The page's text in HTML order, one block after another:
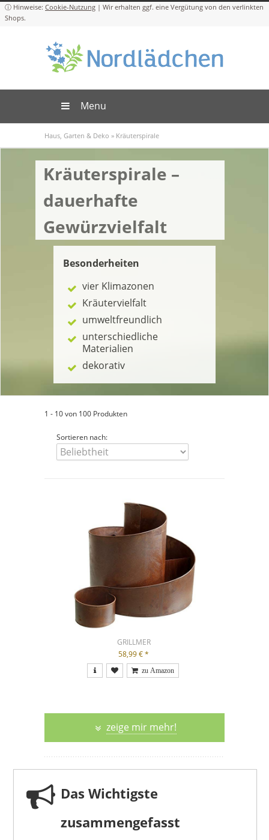
Cookie-Nutzung
Menu
Haus, Garten & Deko » Kräuterspirale
Kräuterspirale –
dauerhafte
Gewürzvielfalt
Besonderheiten
vier Klimazonen
Kräutervielfalt
umweltfreundlich
unterschiedliche
Materialien
dekorativ
1 - 10 von 100 Produkten
Sortieren nach:
GRILLMER
58,99 €*
zeige mir mehr!
Das Wichtigste
zusammengefasst